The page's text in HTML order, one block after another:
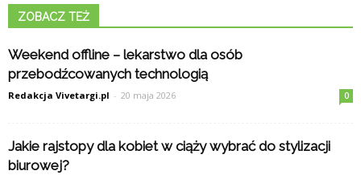
ZOBACZ TEŻ
Weekend offline – lekarstwo dla osób
przebodźcowanych technologią
Redakcja Vivetargi.pl - 20 maja 2026 0
Jakie rajstopy dla kobiet w ciąży wybrać do stylizacji
biurowej?